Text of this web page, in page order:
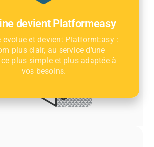
devient Platformeasy
évolue et devient PlatformEasy :
plus clair, au service d’une
plus simple et plus adaptée à
vos besoins.